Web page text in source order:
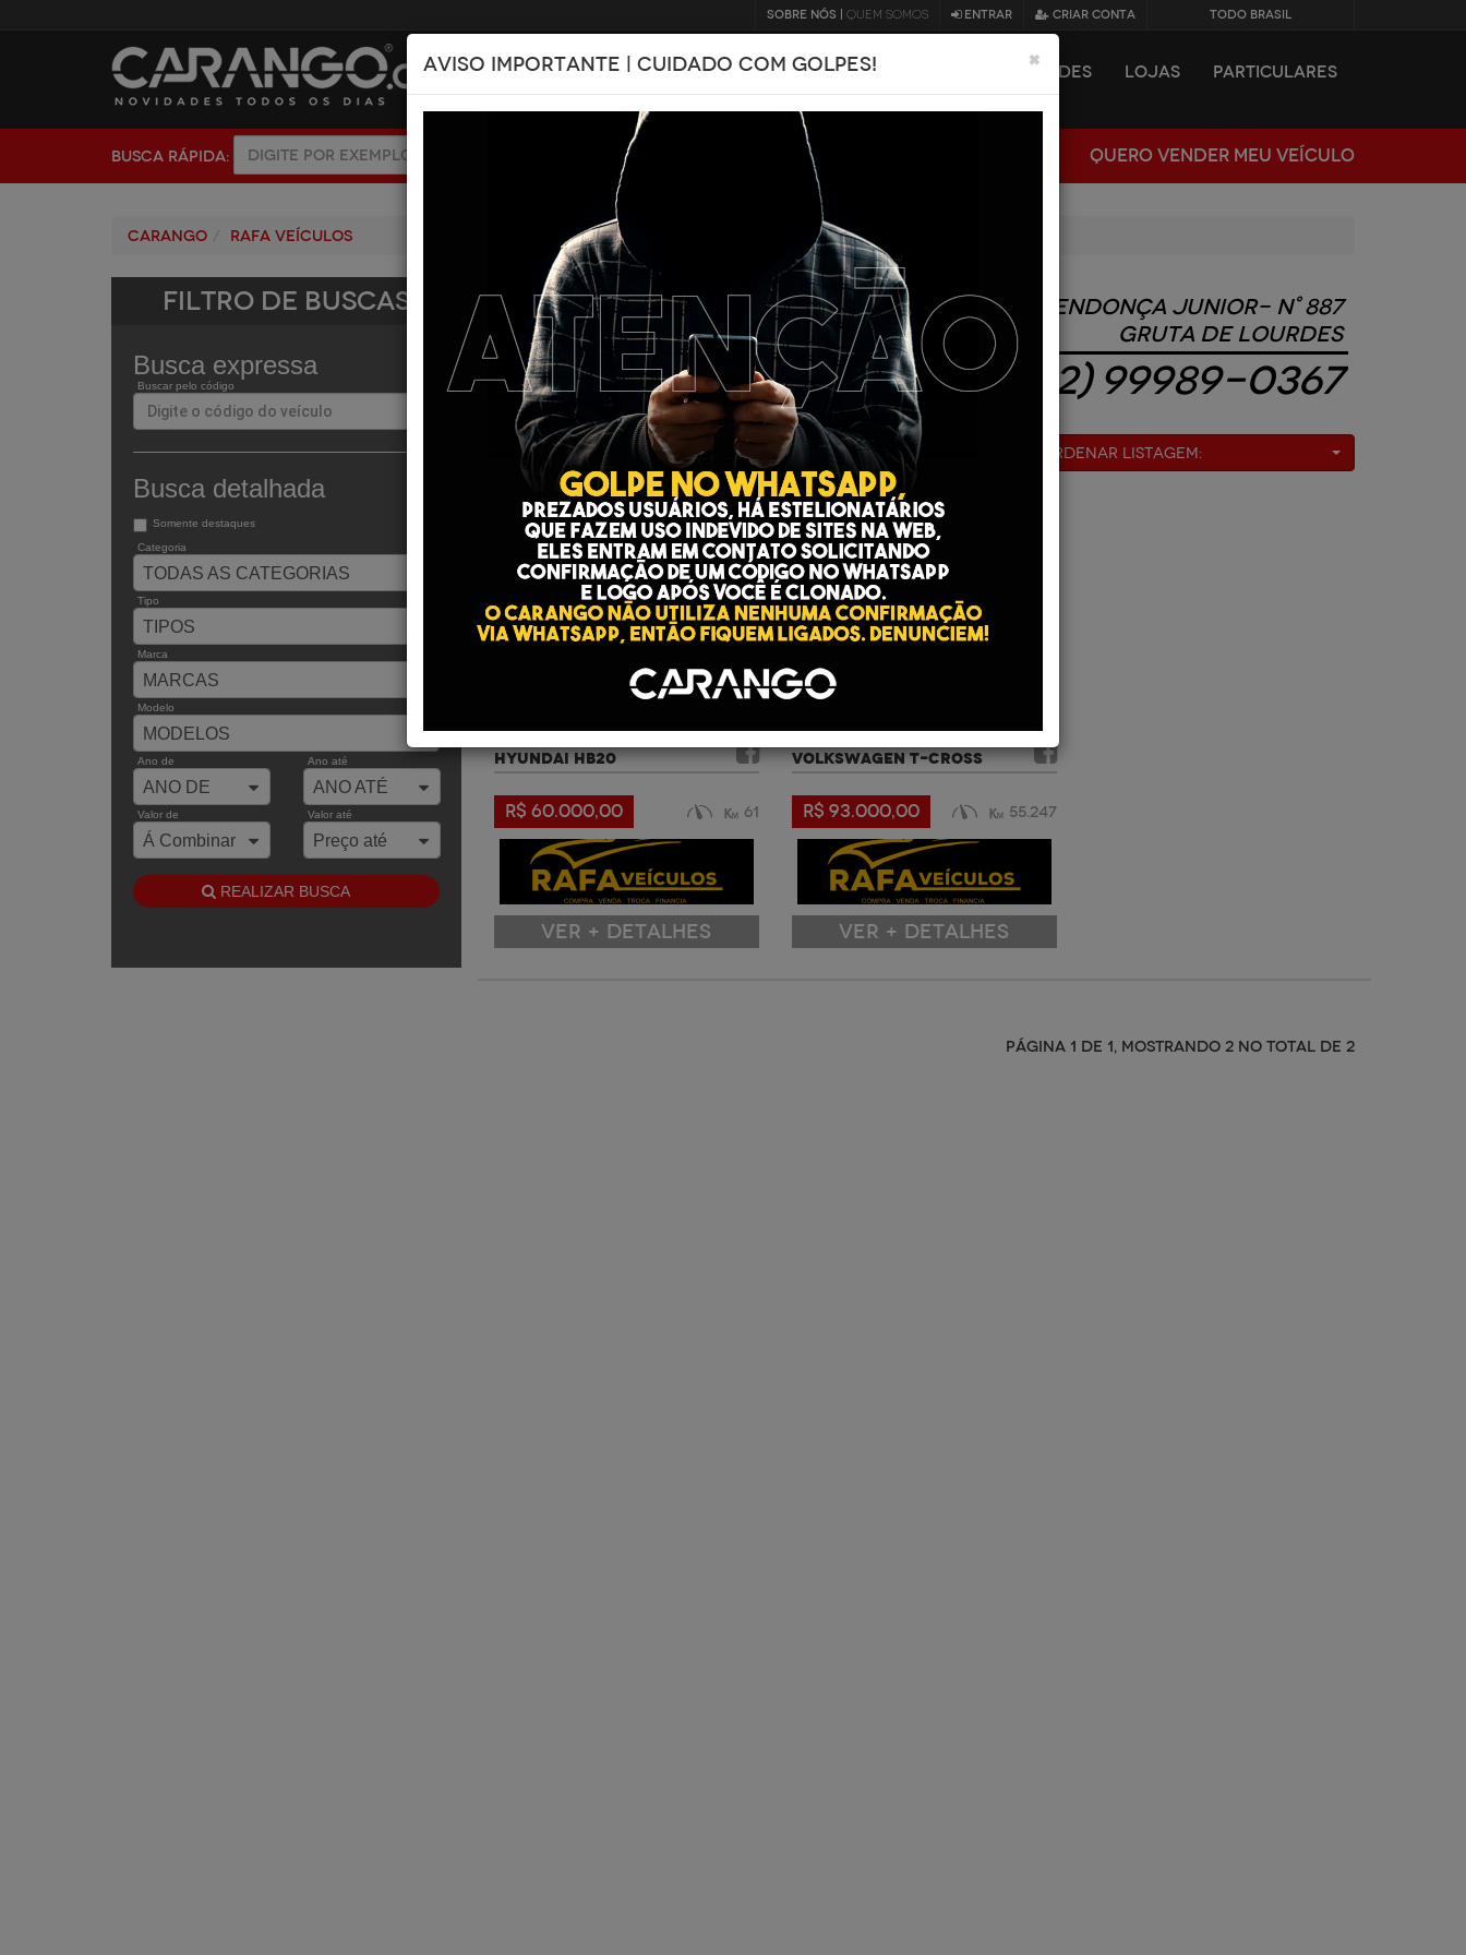
×
AVISO IMPORTANTE | CUIDADO COM GOLPES!
SOBRE NÓS | QUEM SOMOS ENTRAR CRIAR CONTA TODO BRASIL
NOVIDADES LOJAS PARTICULARES
BUSCA RÁPIDA: QUERO VENDER MEU VEÍCULO
Carango RAFA VEÍCULOS
Filtro de Buscas
Busca expressa
Buscar pelo código
Busca detalhada
Somente destaques
Categoria
TODAS AS CATEGORIAS
Tipo
TIPOS
Marca
MARCAS
Modelo
MODELOS
Ano de
ANO DE
Ano até
ANO ATÉ
Valor de
Á Combinar
Valor até
Preço até
REALIZAR BUSCA
Av. Mendonça Junior- N° 887
Gruta de Lourdes
(82) 99989-0367
Ordenar Listagem:
HYUNDAI HB20
R$ 60.000,00 61
VER + DETALHES
VOLKSWAGEN T-CROSS
R$ 93.000,00 55.247
VER + DETALHES
PÁGINA 1 DE 1, MOSTRANDO 2 NO TOTAL DE 2